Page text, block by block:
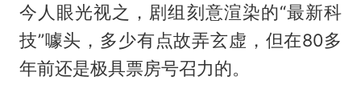
今人眼光视之，剧组刻意渲染的“最新科
技”噱头，多少有点故弄玄虚，但在80多
年前还是极具票房号召力的。